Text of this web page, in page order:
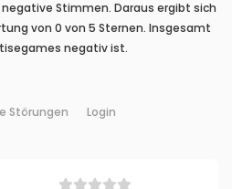
Stimmen. Daraus ergibt sich
von 0 von 5 Sternen. Insgesamt
negativ ist.
Störungen Login